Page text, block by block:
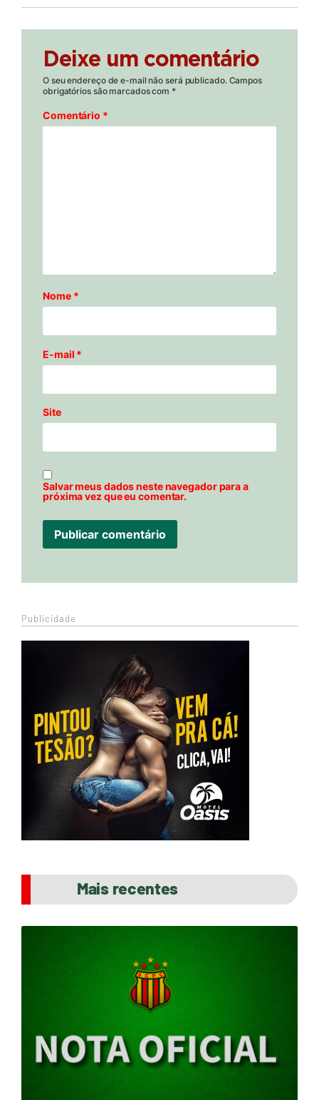
Deixe um comentário
O seu endereço de e-mail não será publicado. Campos
obrigatórios são marcados com *
Comentário *
Nome *
E-mail *
Site
Salvar meus dados neste navegador para a
próxima vez que eu comentar.
Publicidade
Mais recentes